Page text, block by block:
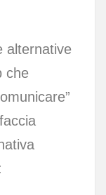
alternative
che